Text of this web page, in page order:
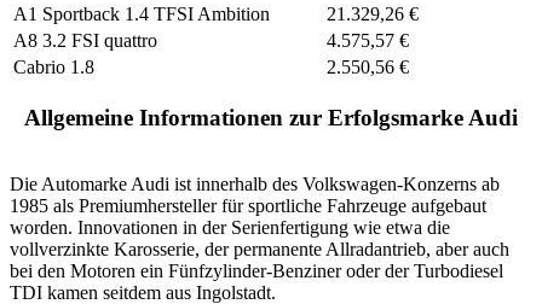
A1 Sportback 1.4 TFSI Ambition
21.329,26 €
A8 3.2 FSI quattro
4.575,57 €
Cabrio 1.8
2.550,56 €
Allgemeine Informationen zur Erfolgsmarke Audi
Die Automarke Audi ist innerhalb des Volkswagen-Konzerns ab
1985 als Premiumhersteller für sportliche Fahrzeuge aufgebaut
worden. Innovationen in der Serienfertigung wie etwa die
vollverzinkte Karosserie, der permanente Allradantrieb, aber auch
bei den Motoren ein Fünfzylinder-Benziner oder der Turbodiesel
TDI kamen seitdem aus Ingolstadt.